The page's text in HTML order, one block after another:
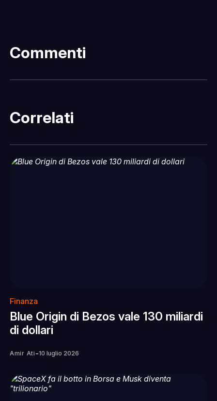
Commenti
Correlati
Finanza
Blue Origin di Bezos vale 130 miliardi
di dollari
Amir Ati -10 luglio 2026